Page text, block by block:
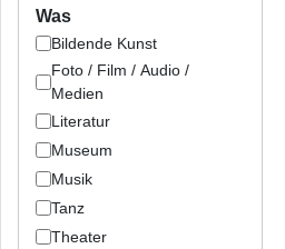
Was
Bildende Kunst
Foto / Film / Audio /
Medien
Literatur
Museum
Musik
Tanz
Theater